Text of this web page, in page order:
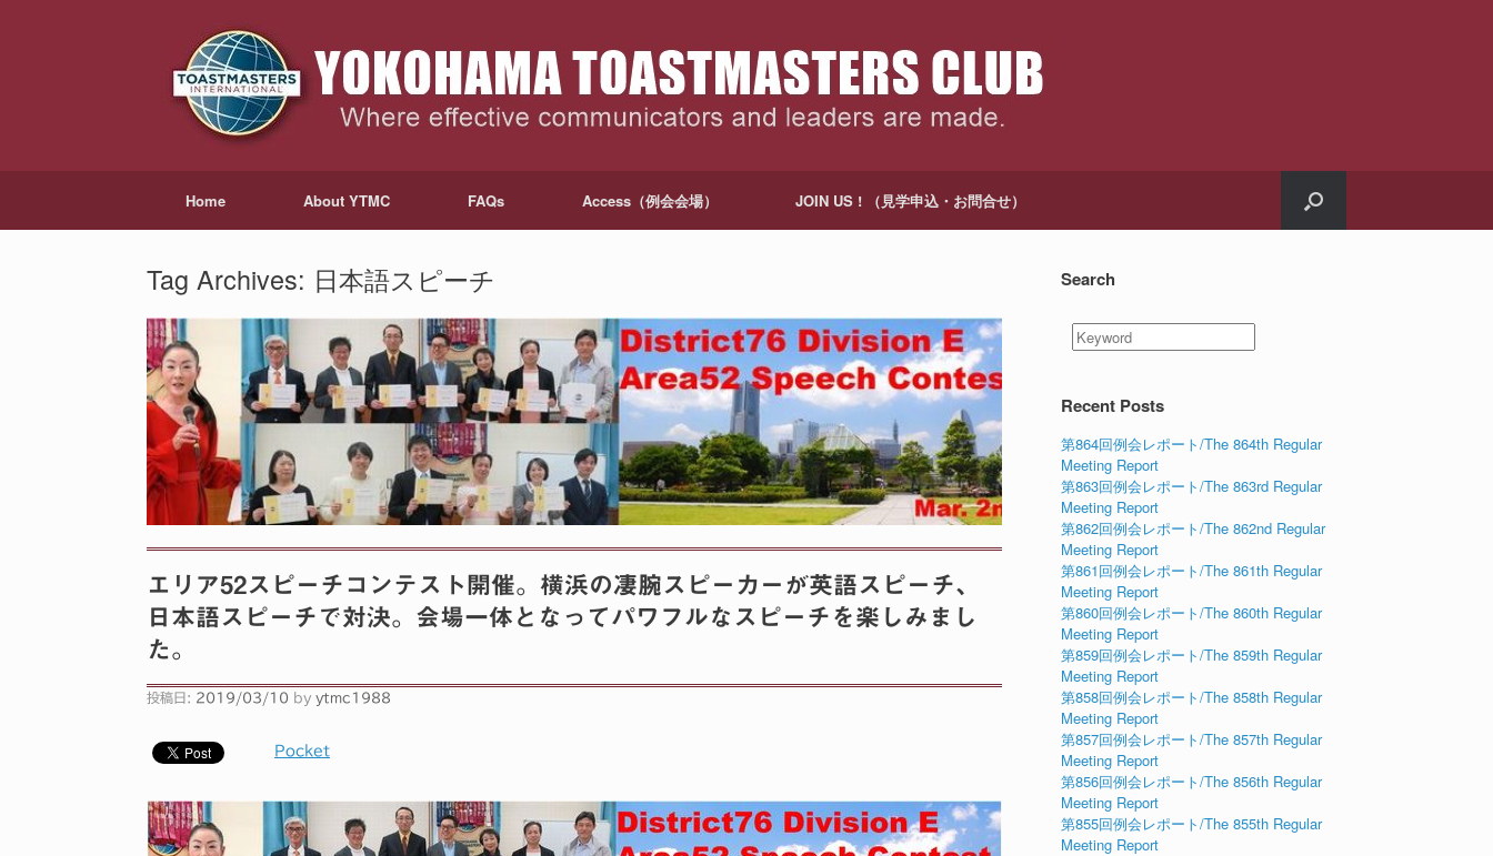
Home About YTMC FAQs Access（例会会場） JOIN US ! （見学申込・お問合せ）
Tag Archives: 日本語スピーチ
エリア52スピーチコンテスト開催。横浜の凄腕スピーカーが英語スピーチ、
日本語スピーチで対決。会場一体となってパワフルなスピーチを楽しみまし
た。
投稿日: 2019/03/10 by ytmc1988
Pocket
Search
Recent Posts
第864回例会レポート/The 864th Regular
Meeting Report
第863回例会レポート/The 863rd Regular
Meeting Report
第862回例会レポート/The 862nd Regular
Meeting Report
第861回例会レポート/The 861th Regular
Meeting Report
第860回例会レポート/The 860th Regular
Meeting Report
第859回例会レポート/The 859th Regular
Meeting Report
第858回例会レポート/The 858th Regular
Meeting Report
第857回例会レポート/The 857th Regular
Meeting Report
第856回例会レポート/The 856th Regular
Meeting Report
第855回例会レポート/The 855th Regular
Meeting Report